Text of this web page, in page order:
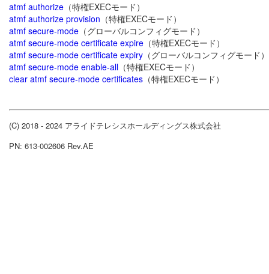
atmf authorize （特権EXECモード）
atmf authorize provision （特権EXECモード）
atmf secure-mode （グローバルコンフィグモード）
atmf secure-mode certificate expire （特権EXECモード）
atmf secure-mode certificate expiry （グローバルコンフィグモード）
atmf secure-mode enable-all （特権EXECモード）
clear atmf secure-mode certificates （特権EXECモード）
(C) 2018 - 2024 アライドテレシスホールディングス株式会社
PN: 613-002606 Rev.AE